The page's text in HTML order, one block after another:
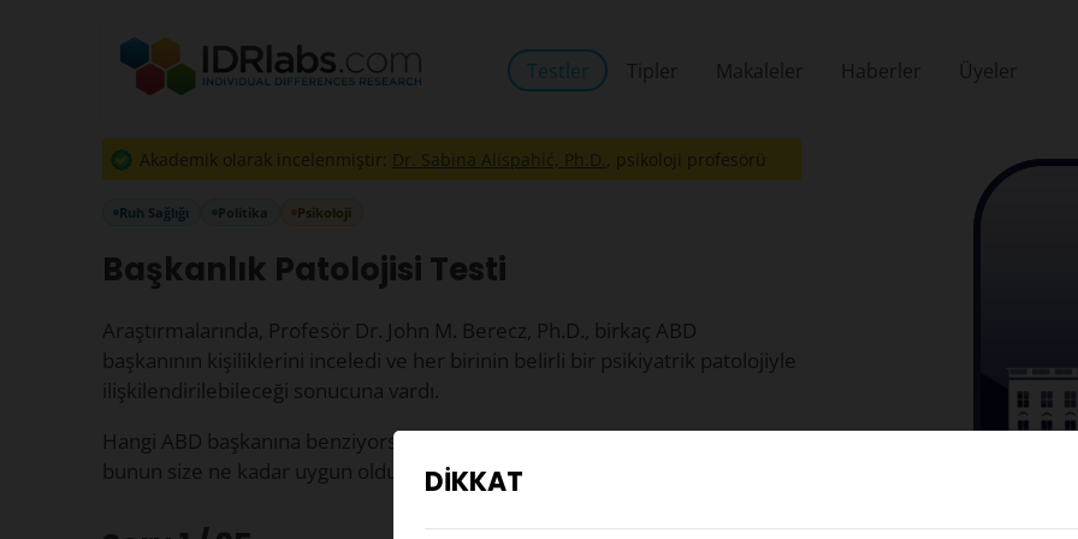
Testler Tipler Makaleler Haberler Üyeler
Akademik olarak incelenmiştir: Dr. Sabina Alispahić, Ph.D. , psikoloji profesörü
Ruh Sağlığı Politika Psikoloji
Başkanlık Patolojisi Testi
Araştırmalarında, Profesör Dr. John M. Berecz, Ph.D., birkaç ABD
başkanının kişiliklerini inceledi ve her birinin belirli bir psikiyatrik patolojiyle
ilişkilendirilebileceği sonucuna vardı.
Hangi ABD başkanına benziyorsunuz? Aşağıdaki ifadelerin her biri için,
bunun size ne kadar uygun olduğunu belirtin.
DİKKAT